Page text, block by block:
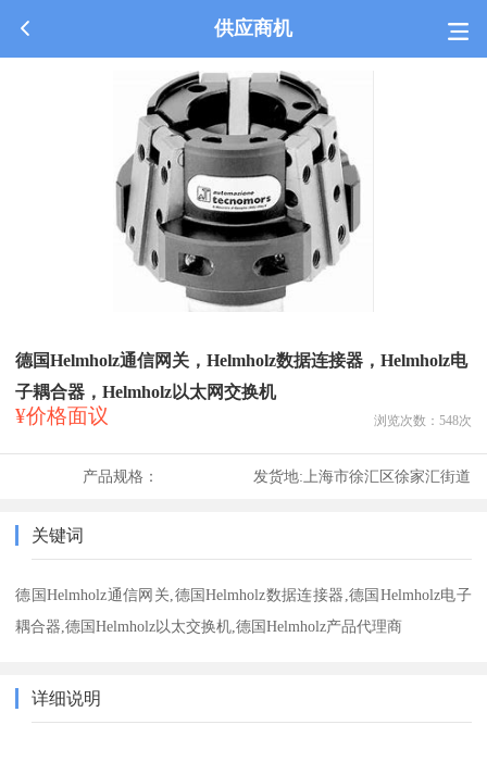
供应商机
德国Helmholz通信网关，Helmholz数据连接器，Helmholz电
子耦合器，Helmholz以太网交换机
¥价格面议 浏览次数： 548次
产品规格： 发货地:上海市徐汇区徐家汇街道
关键词
德国Helmholz通信网关,德国Helmholz数据连接器,德国Helmholz电子
耦合器,德国Helmholz以太交换机,德国Helmholz产品代理商
详细说明